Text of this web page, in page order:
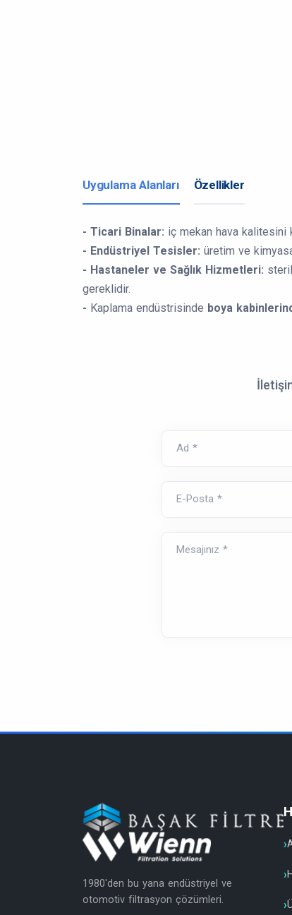
Uygulama Alanları Özellikler
- Ticari Binalar: iç mekan hava kalitesini
- Endüstriyel Tesisler: üretim ve
- Hastaneler ve Sağlık Hizmetleri:
gereklidir.
- Kaplama endüstrisinde boya
Ad *
E-Posta *
Mesajınız *
1980'den bu yana endüstriyel ve
otomotiv filtrasyon çözümleri.